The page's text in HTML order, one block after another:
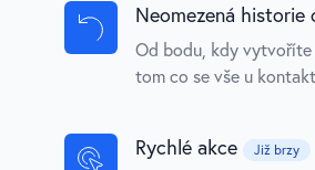
Neomezená
Od bodu, kdy vytvoříte
tom co se vše u
Rychlé akce Již brzy